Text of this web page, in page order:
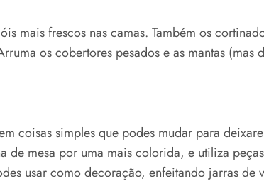
frescos nas camas. Também os
os cobertores pesados e as mantas (mas
coisas simples que podes mudar para
de mesa por uma mais colorida, e utiliza
usar como decoração, enfeitando jarras de